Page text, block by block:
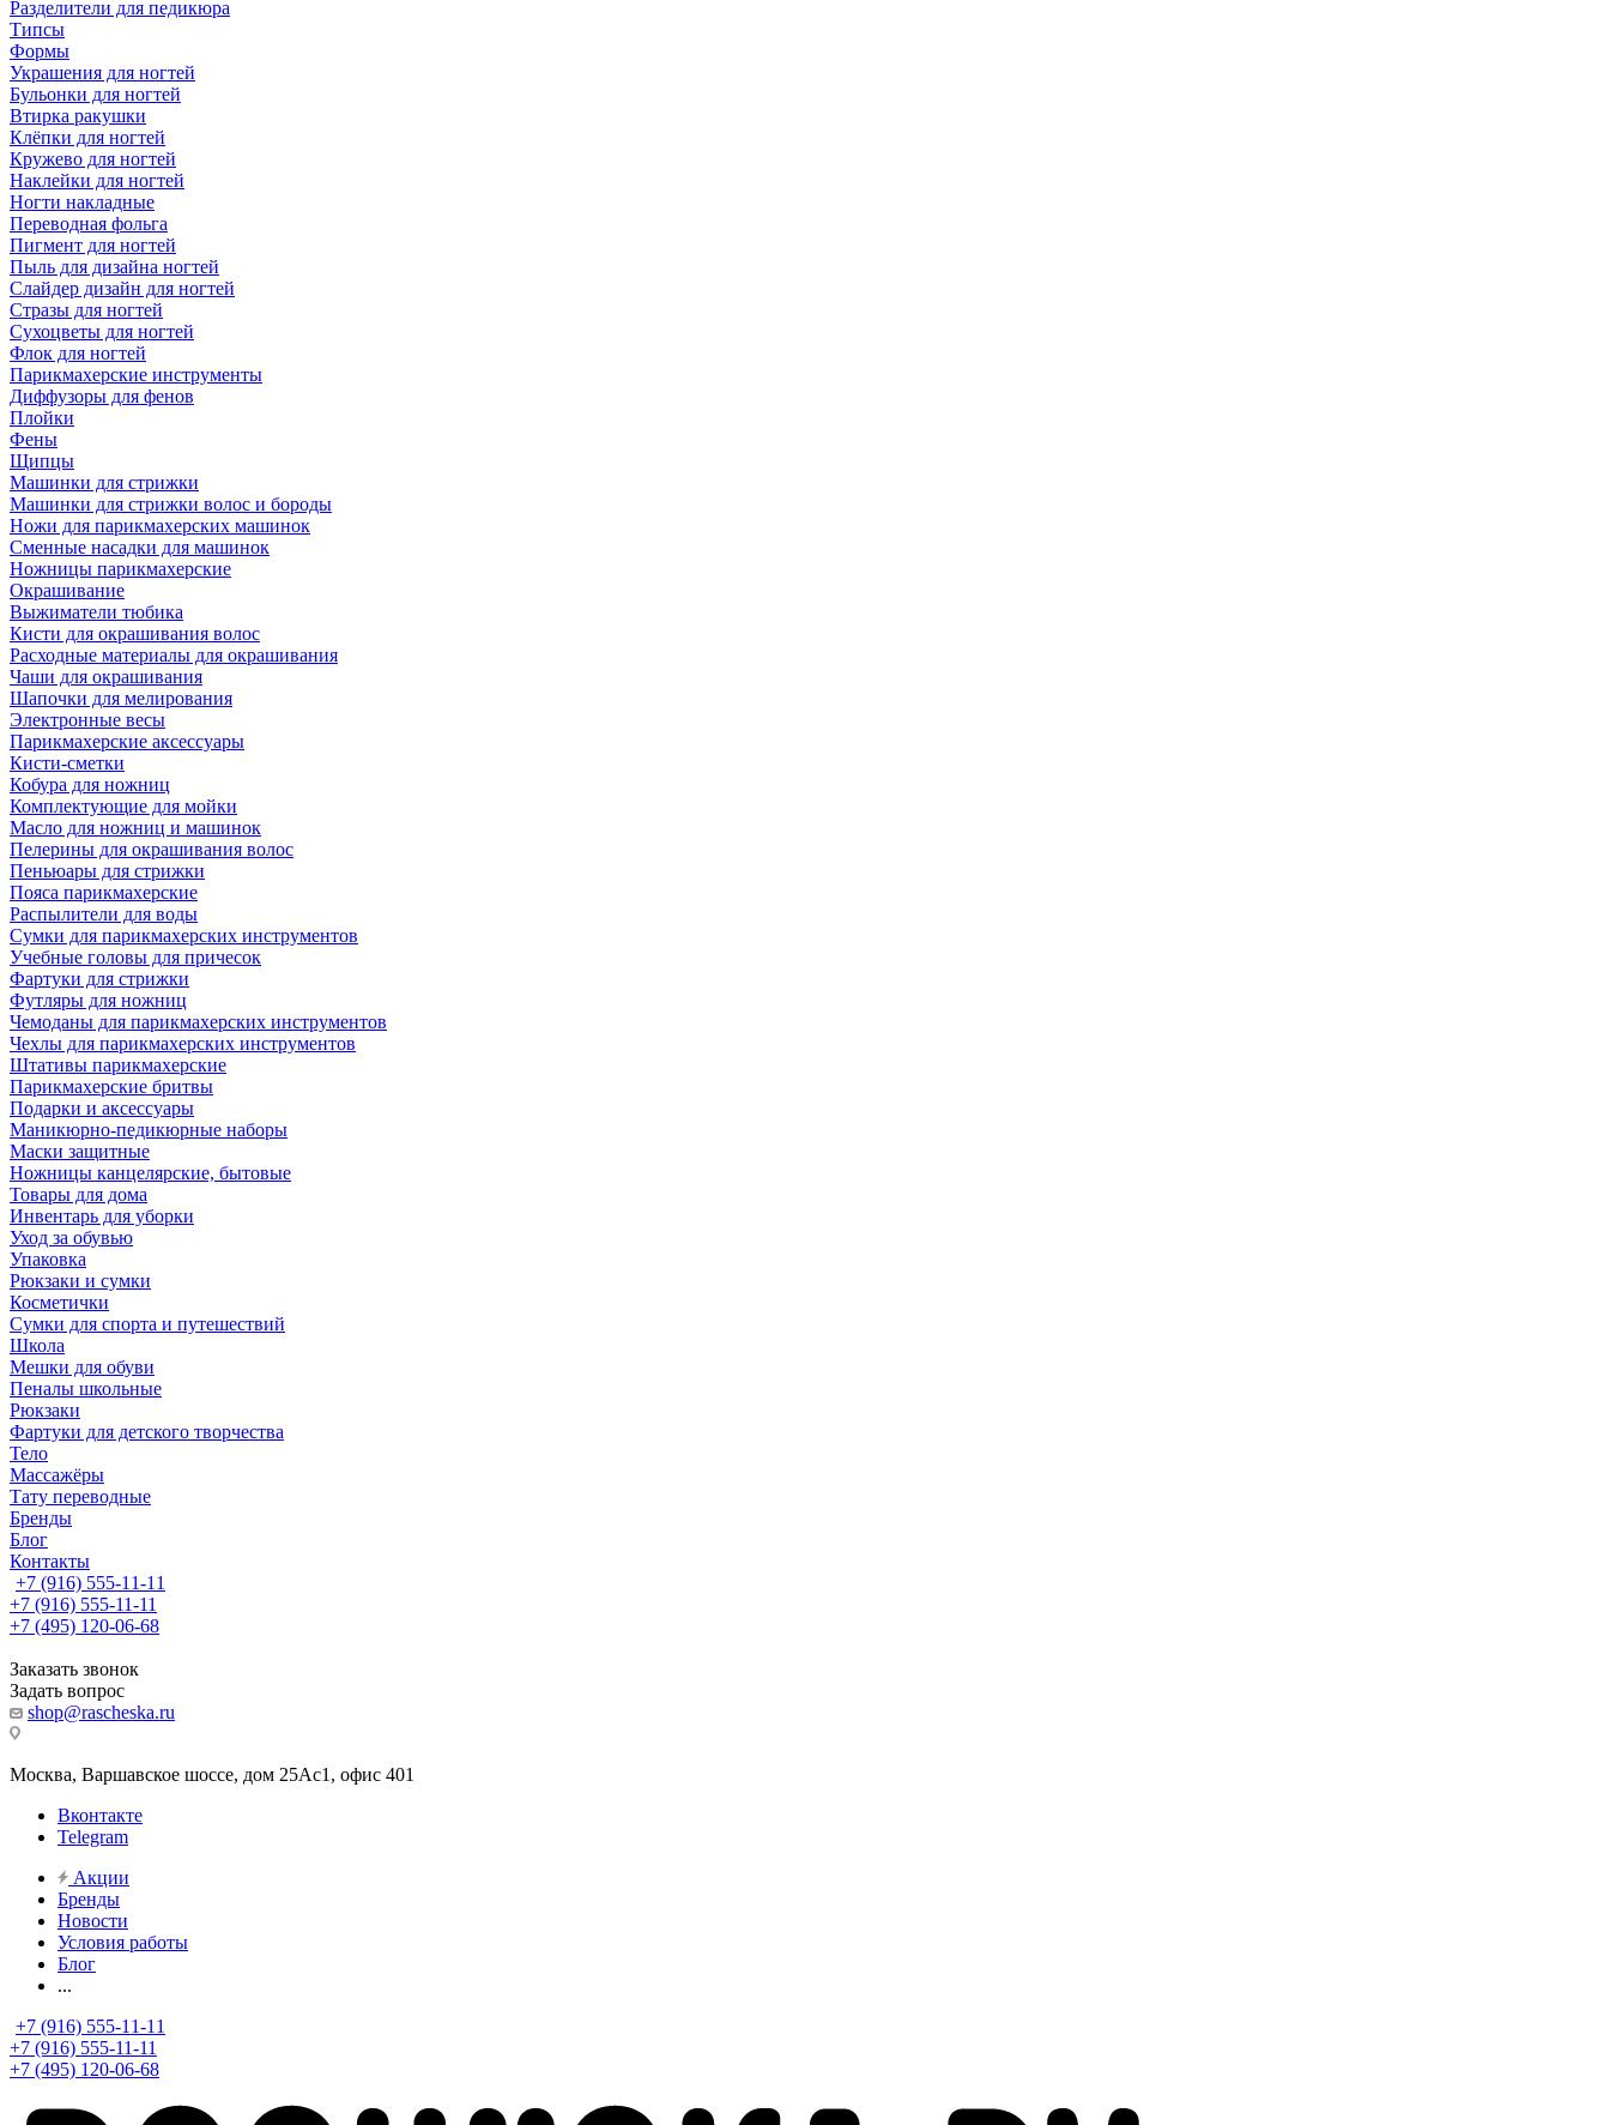
Разделители для педикюра
Типсы
Формы
Украшения для ногтей
Бульонки для ногтей
Втирка ракушки
Клёпки для ногтей
Кружево для ногтей
Наклейки для ногтей
Ногти накладные
Переводная фольга
Пигмент для ногтей
Пыль для дизайна ногтей
Слайдер дизайн для ногтей
Стразы для ногтей
Сухоцветы для ногтей
Флок для ногтей
Парикмахерские инструменты
Диффузоры для фенов
Плойки
Фены
Щипцы
Машинки для стрижки
Машинки для стрижки волос и бороды
Ножи для парикмахерских машинок
Сменные насадки для машинок
Ножницы парикмахерские
Окрашивание
Выжиматели тюбика
Кисти для окрашивания волос
Расходные материалы для окрашивания
Чаши для окрашивания
Шапочки для мелирования
Электронные весы
Парикмахерские аксессуары
Кисти-сметки
Кобура для ножниц
Комплектующие для мойки
Масло для ножниц и машинок
Пелерины для окрашивания волос
Пеньюары для стрижки
Пояса парикмахерские
Распылители для воды
Сумки для парикмахерских инструментов
Учебные головы для причесок
Фартуки для стрижки
Футляры для ножниц
Чемоданы для парикмахерских инструментов
Чехлы для парикмахерских инструментов
Штативы парикмахерские
Парикмахерские бритвы
Подарки и аксессуары
Маникюрно-педикюрные наборы
Маски защитные
Ножницы канцелярские, бытовые
Товары для дома
Инвентарь для уборки
Уход за обувью
Упаковка
Рюкзаки и сумки
Косметички
Сумки для спорта и путешествий
Школа
Мешки для обуви
Пеналы школьные
Рюкзаки
Фартуки для детского творчества
Тело
Массажёры
Тату переводные
Бренды
Блог
Контакты
+7 (916) 555-11-11
+7 (916) 555-11-11
+7 (495) 120-06-68
Заказать звонок
Задать вопрос
shop@rascheska.ru
Москва, Варшавское шоссе, дом 25Аc1, офис 401
Вконтакте
Telegram
Акции
Бренды
Новости
Условия работы
Блог
...
+7 (916) 555-11-11
+7 (916) 555-11-11
+7 (495) 120-06-68